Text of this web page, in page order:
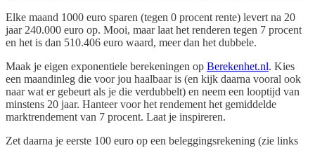
Elke maand 1000 euro sparen (tegen 0 procent rente) levert na 20
jaar 240.000 euro op. Mooi, maar laat het renderen tegen 7 procent
en het is dan 510.406 euro waard, meer dan het dubbele.
Maak je eigen exponentiele berekeningen op Berekenhet.nl. Kies
een maandinleg die voor jou haalbaar is (en kijk daarna vooral ook
naar wat er gebeurt als je die verdubbelt) en neem een looptijd van
minstens 20 jaar. Hanteer voor het rendement het gemiddelde
marktrendement van 7 procent. Laat je inspireren.
Zet daarna je eerste 100 euro op een beleggingsrekening (zie links